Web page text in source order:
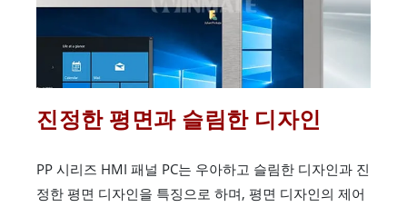
진정한 평면과 슬림한 디자인
PP 시리즈 HMI 패널 PC는 우아하고 슬림한 디자인과 진
정한 평면 디자인을 특징으로 하며, 평면 디자인의 제어